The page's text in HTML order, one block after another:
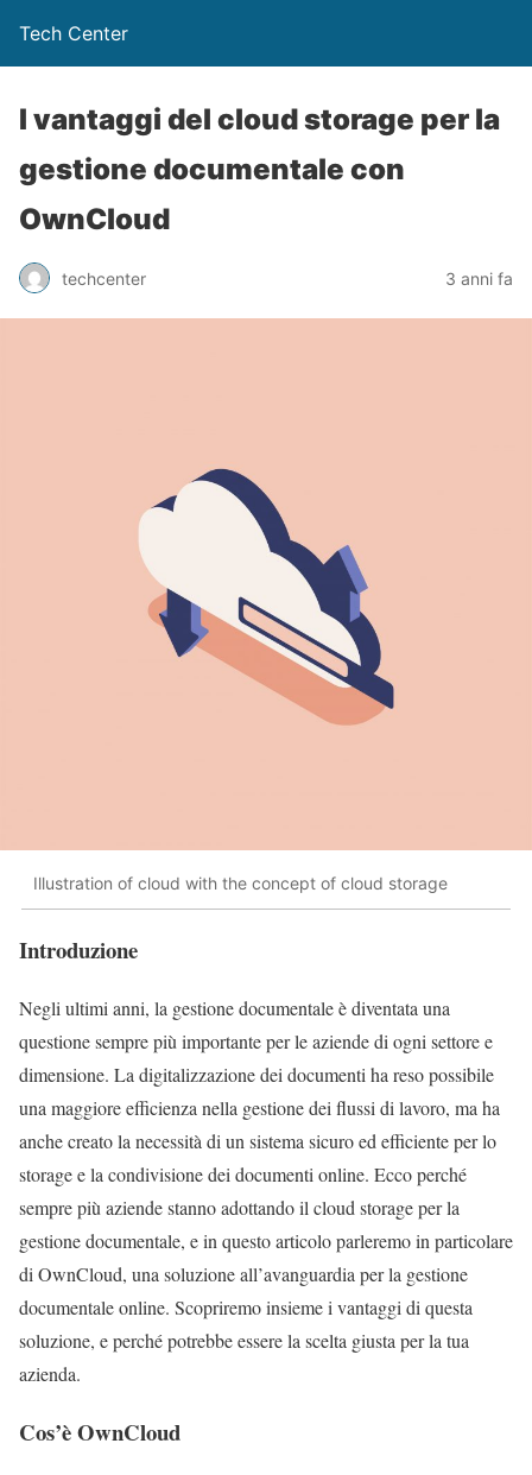
Tech Center
I vantaggi del cloud storage per la
gestione documentale con
OwnCloud
techcenter 3 anni fa
Illustration of cloud with the concept of cloud storage
Introduzione
Negli ultimi anni, la gestione documentale è diventata una
questione sempre più importante per le aziende di ogni settore e
dimensione. La digitalizzazione dei documenti ha reso possibile
una maggiore efficienza nella gestione dei flussi di lavoro, ma ha
anche creato la necessità di un sistema sicuro ed efficiente per lo
storage e la condivisione dei documenti online. Ecco perché
sempre più aziende stanno adottando il cloud storage per la
gestione documentale, e in questo articolo parleremo in particolare
di OwnCloud, una soluzione all’avanguardia per la gestione
documentale online. Scopriremo insieme i vantaggi di questa
soluzione, e perché potrebbe essere la scelta giusta per la tua
azienda.
Cos’è OwnCloud